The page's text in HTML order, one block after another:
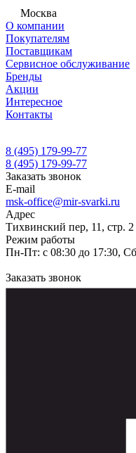
Москва
О компании
Покупателям
Поставщикам
Сервисное обслуживание
Бренды
Акции
Интересное
Контакты
8 (495) 179-99-77
8 (495) 179-99-77
Заказать звонок
E-mail
msk-office@mir-svarki.ru
Адрес
Тихвинский пер, 11, стр. 2
Режим работы
Пн-Пт: с 08:30 до 17:30,
Заказать звонок